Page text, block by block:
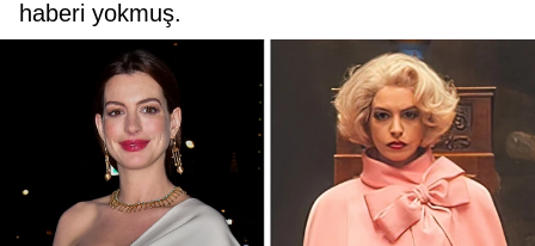
haberi yokmuş.